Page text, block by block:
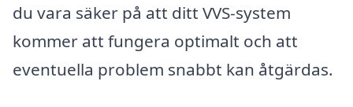
du vara säker på att ditt VVS-system
kommer att fungera optimalt och att
eventuella problem snabbt kan åtgärdas.